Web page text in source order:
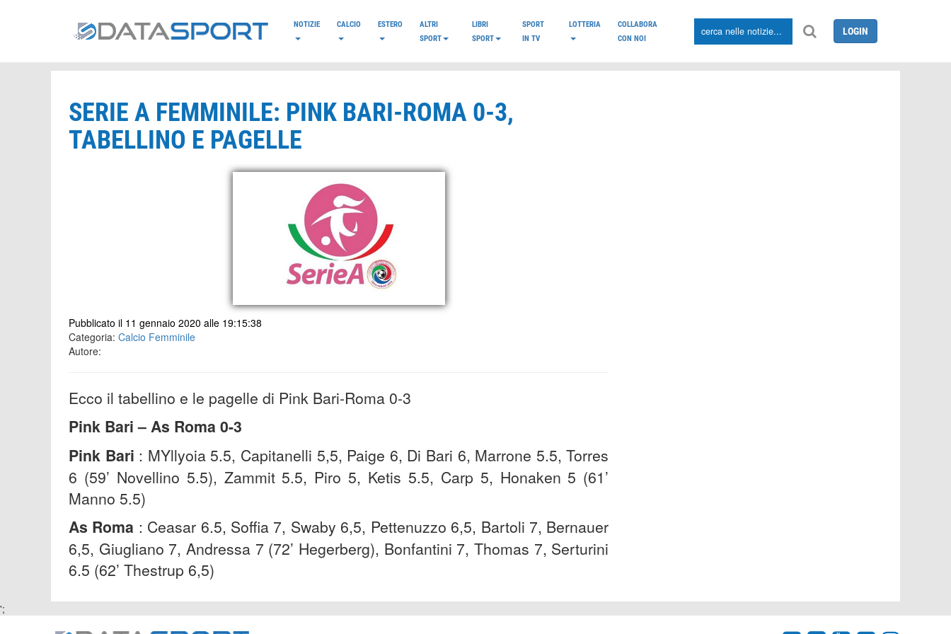
NOTIZIE CALCIO ESTERO
ALTRI
SPORT
LIBRI
SPORT
SPORT
IN TV
LOTTERIA
COLLABORA
CON NOI
LOGIN
SERIE A FEMMINILE: PINK BARI-ROMA 0-3,
TABELLINO E PAGELLE
Pubblicato il 11 gennaio 2020 alle 19:15:38
Categoria: Calcio Femminile
Autore:
Ecco il tabellino e le pagelle di Pink Bari-Roma 0-3
Pink Bari – As Roma 0-3
Pink Bari : MYllyoia 5.5, Capitanelli 5,5, Paige 6, Di Bari 6, Marrone 5.5, Torres
6 (59’ Novellino 5.5), Zammit 5.5, Piro 5, Ketis 5.5, Carp 5, Honaken 5 (61’
Manno 5.5)
As Roma : Ceasar 6.5, Soffia 7, Swaby 6,5, Pettenuzzo 6,5, Bartoli 7, Bernauer
6,5, Giugliano 7, Andressa 7 (72’ Hegerberg), Bonfantini 7, Thomas 7, Serturini
6.5 (62’ Thestrup 6,5)
';